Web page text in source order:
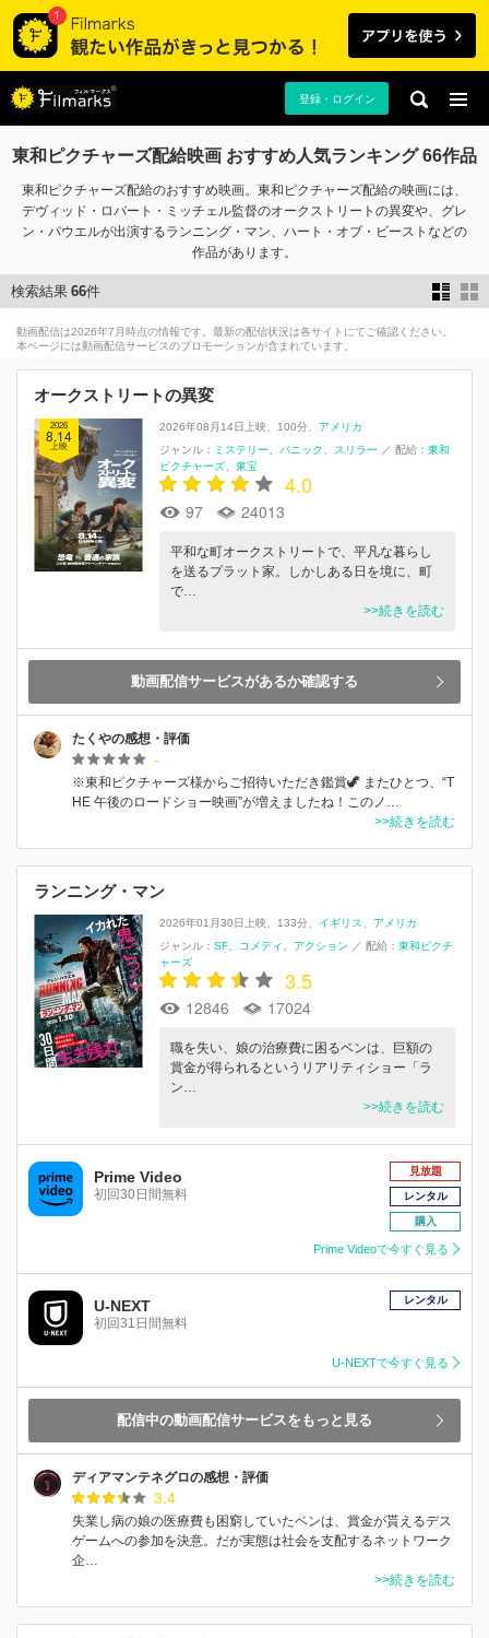
登録・ログイン
東和ピクチャーズ配給映画 おすすめ人気ランキング 66作品
東和ピクチャーズ配給のおすすめ映画。東和ピクチャーズ配給の映画には、
デヴィッド・ロバート・ミッチェル監督のオークストリートの異変や、グレ
ン・パウエルが出演するランニング・マン、ハート・オブ・ビーストなどの
作品があります。
検索結果 66件
動画配信は2026年7月時点の情報です。最新の配信状況は各サイトにてご確認ください。
本ページには動画配信サービスのプロモーションが含まれています。
オークストリートの異変
2026
8.14
上映
2026年08月14日上映 100分
アメリカ
ジャンル： ミステリー パニック スリラー ／ 配給： 東和
ピクチャーズ
東宝
4.0
97 24013
平和な町オークストリートで、平凡な暮らし
を送るプラット家。しかしある日を境に、町
で…
>>続きを読む
動画配信サービスがあるか確認する
たくやの感想・評価
-
※東和ピクチャーズ様からご招待いただき鑑賞🦖 またひとつ、“T
HE 午後のロードショー映画”が増えましたね！このノ…
>>続きを読む
ランニング・マン
2026年01月30日上映 133分 イギリス
アメリカ
ジャンル： SF コメディ アクション ／ 配給： 東和ピクチ
ャーズ
3.5
12846 17024
職を失い、娘の治療費に困るベンは、巨額の
賞金が得られるというリアリティショー「ラ
ン…
>>続きを読む
Prime Video
初回30日間無料
見放題
レンタル
購入
Prime Videoで今すぐ見る
U-NEXT
初回31日間無料
レンタル
U-NEXTで今すぐ見る
配信中の動画配信サービスをもっと見る
ディアマンテネグロの感想・評価
3.4
失業し病の娘の医療費も困窮していたベンは、賞金が貰えるデス
ゲームへの参加を決意。だが実態は社会を支配するネットワーク
企…
>>続きを読む